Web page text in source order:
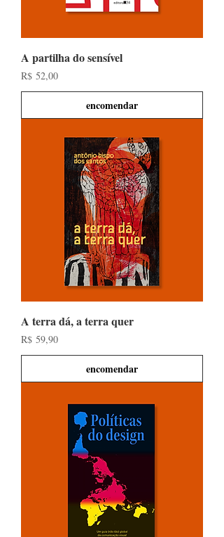
A partilha do sensível
Preço
R$ 52,00
encomendar
A terra dá, a terra quer
Preço
R$ 59,90
encomendar